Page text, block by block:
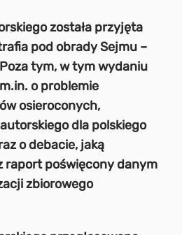
została przyjęta
pod obrady Sejmu –
tym, w tym wydaniu
o problemie
osieroconych,
dla polskiego
o debacie, jaką
raport poświęcony danym
zbiorowego